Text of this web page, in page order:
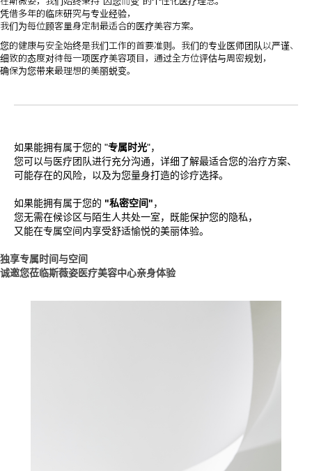
凭借多年的临床研究与专业经验，
我们为每位顾客量身定制最适合的医疗美容方案。
您的健康与安全始终是我们工作的首要准则。我们的专业医师团队以严谨、
细致的态度对待每一项医疗美容项目，通过全方位评估与周密规划，
确保为您带来最理想的美丽蜕变。
如果能拥有属于您的 "专属时光"，
您可以与医疗团队进行充分沟通，详细了解最适合您的治疗方案、
可能存在的风险，以及为您量身打造的诊疗选择。
如果能拥有属于您的 "私密空间"，
您无需在候诊区与陌生人共处一室，既能保护您的隐私，
又能在专属空间内享受舒适愉悦的美丽体验。
独享专属时间与空间
诚邀您莅临斯薇姿医疗美容中心亲身体验